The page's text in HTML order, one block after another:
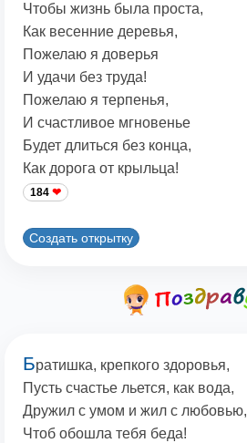
Чтобы жизнь была проста,
Как весенние деревья,
Пожелаю я доверья
И удачи без труда!
Пожелаю я терпенья,
И счастливое мгновенье
Будет длиться без конца,
Как дорога от крыльца!
184
Создать открытку
Братишка, крепкого здоровья,
Пусть счастье льется, как вода,
Дружил с умом и жил с любовью,
Чтоб обошла тебя беда!